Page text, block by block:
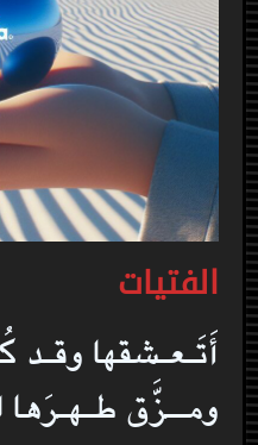
الفتيات
أَتَـعـشقها وقـد
ومــزَّق طـهـرَها